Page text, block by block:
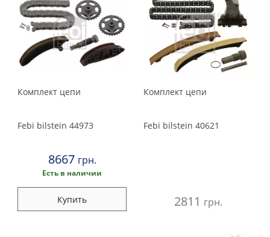
Комплект цепи
Febi bilstein 44973
8667 грн.
Есть в наличии
Купить
Комплект цепи
Febi bilstein 40621
2811 грн.